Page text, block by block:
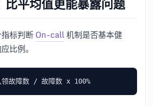
标判断On-call机制是否基本健
比例。